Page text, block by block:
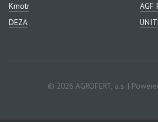
Kmotr
AGF
DEZA
© 2026 AGROFERT, a.s. |